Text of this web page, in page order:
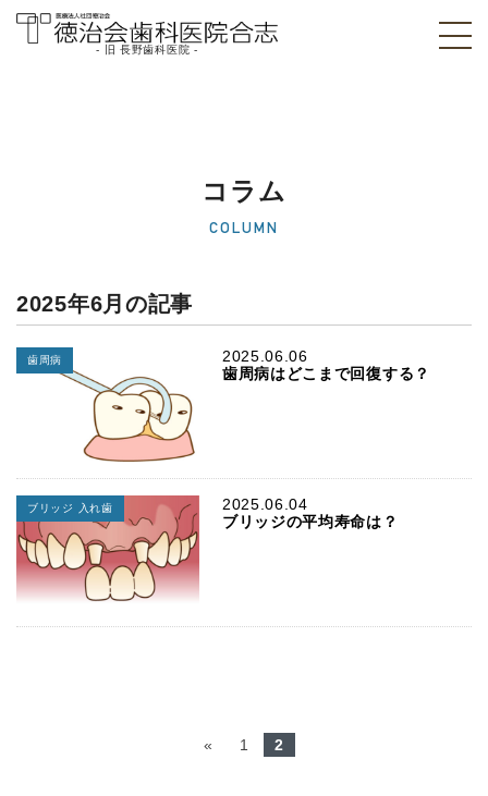
医院]｜熊本県合志
- 旧 長野歯科医院 -
コラム
COLUMN
2025年6月の記事
2025.06.06
歯周病
歯周病はどこまで回復する？
2025.06.04
ブリッジ 入れ歯
ブリッジの平均寿命は？
« 1 2